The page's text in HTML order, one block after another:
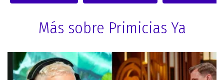
Más sobre Primicias Ya